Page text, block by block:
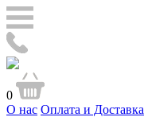
0
О нас Оплата и Доставка